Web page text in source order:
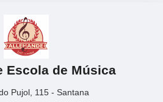
Escola de Música
Pujol, 115 - Santana